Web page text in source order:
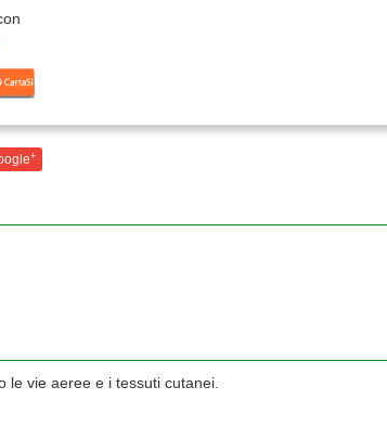
+
le vie aeree e i tessuti cutanei.